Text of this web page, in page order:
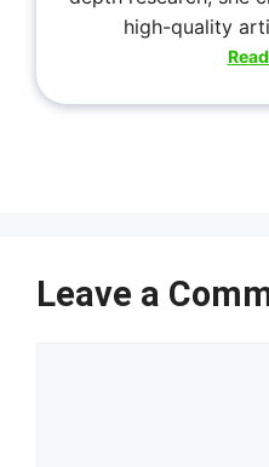
high-quality
Leave a